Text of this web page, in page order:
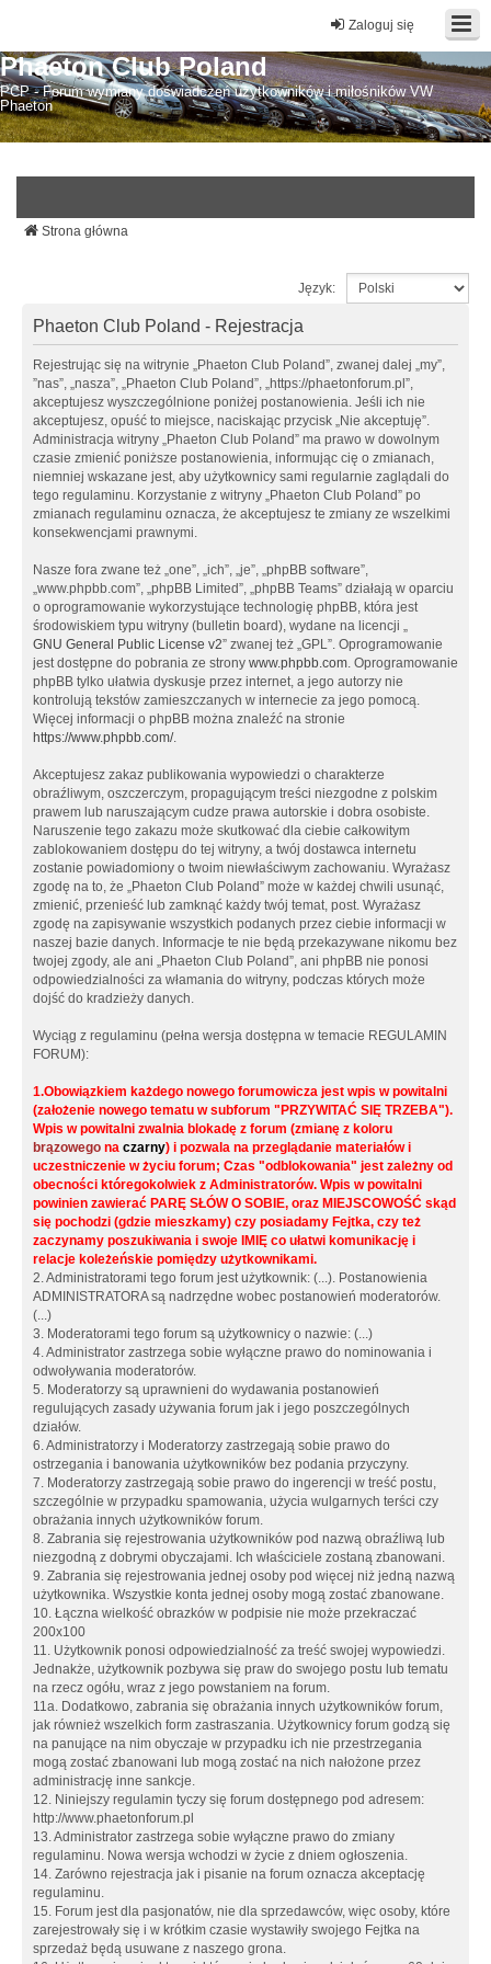
Zaloguj się
Phaeton Club Poland
PCP - Forum wymiany doświadczeń użytkowników i miłośników VW
Phaeton
Strona główna
Język:
Phaeton Club Poland - Rejestracja
Rejestrując się na witrynie „Phaeton Club Poland”, zwanej dalej „my”,
”nas”, „nasza”, „Phaeton Club Poland”, „https://phaetonforum.pl”,
akceptujesz wyszczególnione poniżej postanowienia. Jeśli ich nie
akceptujesz, opuść to miejsce, naciskając przycisk „Nie akceptuję”.
Administracja witryny „Phaeton Club Poland” ma prawo w dowolnym
czasie zmienić poniższe postanowienia, informując cię o zmianach,
niemniej wskazane jest, aby użytkownicy sami regularnie zaglądali do
tego regulaminu. Korzystanie z witryny „Phaeton Club Poland” po
zmianach regulaminu oznacza, że akceptujesz te zmiany ze wszelkimi
konsekwencjami prawnymi.
Nasze fora zwane też „one”, „ich”, „je”, „phpBB software”,
„www.phpbb.com”, „phpBB Limited”, „phpBB Teams” działają w oparciu
o oprogramowanie wykorzystujące technologię phpBB, która jest
środowiskiem typu witryny (bulletin board), wydane na licencji „
GNU General Public License v2” zwanej też „GPL”. Oprogramowanie
jest dostępne do pobrania ze strony www.phpbb.com. Oprogramowanie
phpBB tylko ułatwia dyskusje przez internet, a jego autorzy nie
kontrolują tekstów zamieszczanych w internecie za jego pomocą.
Więcej informacji o phpBB można znaleźć na stronie
https://www.phpbb.com/.
Akceptujesz zakaz publikowania wypowiedzi o charakterze
obraźliwym, oszczerczym, propagującym treści niezgodne z polskim
prawem lub naruszającym cudze prawa autorskie i dobra osobiste.
Naruszenie tego zakazu może skutkować dla ciebie całkowitym
zablokowaniem dostępu do tej witryny, a twój dostawca internetu
zostanie powiadomiony o twoim niewłaściwym zachowaniu. Wyrażasz
zgodę na to, że „Phaeton Club Poland” może w każdej chwili usunąć,
zmienić, przenieść lub zamknąć każdy twój temat, post. Wyrażasz
zgodę na zapisywanie wszystkich podanych przez ciebie informacji w
naszej bazie danych. Informacje te nie będą przekazywane nikomu bez
twojej zgody, ale ani „Phaeton Club Poland”, ani phpBB nie ponosi
odpowiedzialności za włamania do witryny, podczas których może
dojść do kradzieży danych.
Wyciąg z regulaminu (pełna wersja dostępna w temacie REGULAMIN
FORUM):
1.Obowiązkiem każdego nowego forumowicza jest wpis w powitalni
(założenie nowego tematu w subforum "PRZYWITAĆ SIĘ TRZEBA").
Wpis w powitalni zwalnia blokadę z forum (zmianę z koloru
brązowego na czarny) i pozwala na przeglądanie materiałów i
uczestniczenie w życiu forum; Czas "odblokowania" jest zależny od
obecności któregokolwiek z Administratorów. Wpis w powitalni
powinien zawierać PARĘ SŁÓW O SOBIE, oraz MIEJSCOWOŚĆ skąd
się pochodzi (gdzie mieszkamy) czy posiadamy Fejtka, czy też
zaczynamy poszukiwania i swoje IMIĘ co ułatwi komunikację i
relacje koleżeńskie pomiędzy użytkownikami.
2. Administratorami tego forum jest użytkownik: (...). Postanowienia
ADMINISTRATORA są nadrzędne wobec postanowień moderatorów.
(...)
3. Moderatorami tego forum są użytkownicy o nazwie: (...)
4. Administrator zastrzega sobie wyłączne prawo do nominowania i
odwoływania moderatorów.
5. Moderatorzy są uprawnieni do wydawania postanowień
regulujących zasady używania forum jak i jego poszczególnych
działów.
6. Administratorzy i Moderatorzy zastrzegają sobie prawo do
ostrzegania i banowania użytkowników bez podania przyczyny.
7. Moderatorzy zastrzegają sobie prawo do ingerencji w treść postu,
szczególnie w przypadku spamowania, użycia wulgarnych terści czy
obrażania innych użytkowników forum.
8. Zabrania się rejestrowania użytkowników pod nazwą obraźliwą lub
niezgodną z dobrymi obyczajami. Ich właściciele zostaną zbanowani.
9. Zabrania się rejestrowania jednej osoby pod więcej niż jedną nazwą
użytkownika. Wszystkie konta jednej osoby mogą zostać zbanowane.
10. Łączna wielkość obrazków w podpisie nie może przekraczać
200x100
11. Użytkownik ponosi odpowiedzialność za treść swojej wypowiedzi.
Jednakże, użytkownik pozbywa się praw do swojego postu lub tematu
na rzecz ogółu, wraz z jego powstaniem na forum.
11a. Dodatkowo, zabrania się obrażania innych użytkowników forum,
jak również wszelkich form zastraszania. Użytkownicy forum godzą się
na panujące na nim obyczaje w przypadku ich nie przestrzegania
mogą zostać zbanowani lub mogą zostać na nich nałożone przez
administrację inne sankcje.
12. Niniejszy regulamin tyczy się forum dostępnego pod adresem:
http://www.phaetonforum.pl
13. Administrator zastrzega sobie wyłączne prawo do zmiany
regulaminu. Nowa wersja wchodzi w życie z dniem ogłoszenia.
14. Zarówno rejestracja jak i pisanie na forum oznacza akceptację
regulaminu.
15. Forum jest dla pasjonatów, nie dla sprzedawców, więc osoby, które
zarejestrowały się i w krótkim czasie wystawiły swojego Fejtka na
sprzedaż będą usuwane z naszego grona.